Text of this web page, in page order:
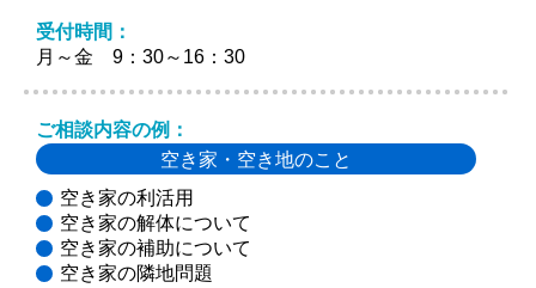
受付時間：
月～金 9：30～16：30
ご相談内容の例：
空き家・空き地のこと
空き家の利活用
空き家の解体について
空き家の補助について
空き家の隣地問題